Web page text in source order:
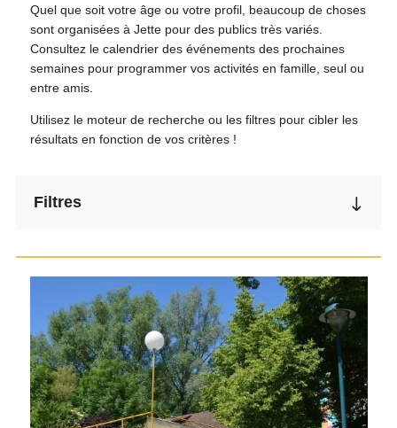
Quel que soit votre âge ou votre profil, beaucoup de choses
sont organisées à Jette pour des publics très variés.
Consultez le calendrier des événements des prochaines
semaines pour programmer vos activités en famille, seul ou
entre amis.
Utilisez le moteur de recherche ou les filtres pour cibler les
résultats en fonction de vos critères !
Filtres